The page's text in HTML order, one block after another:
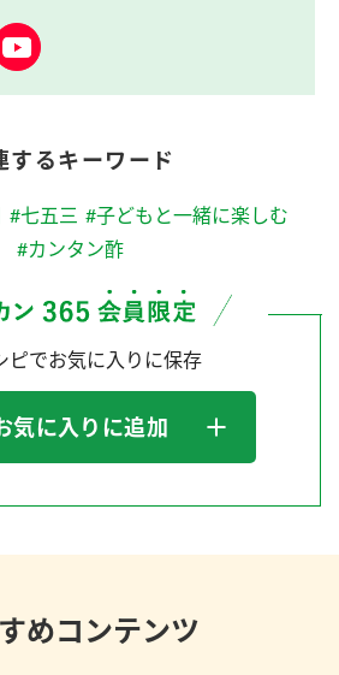
するキーワード
#七五三 #子どもと一緒に楽しむ
#カンタン酢
ピでお気に入りに保存
気に入りに追加
めコンテンツ